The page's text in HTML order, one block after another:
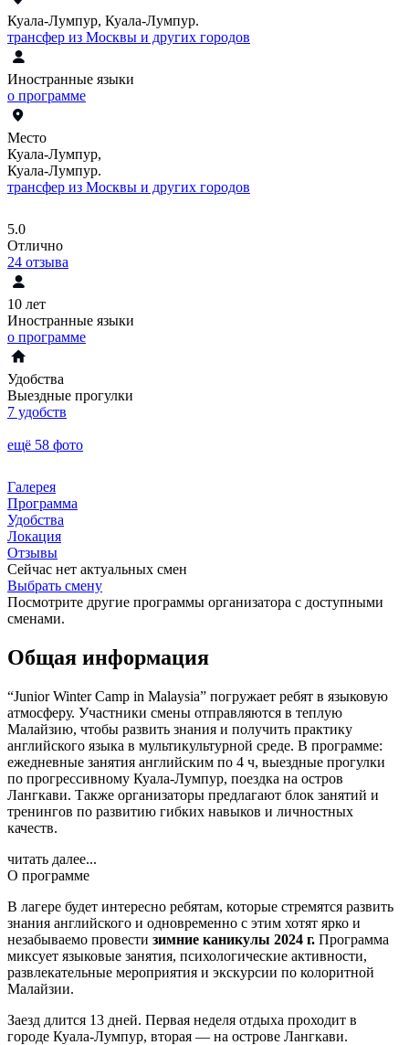
Куала-Лумпур, Куала-Лумпур.
трансфер из Москвы и других городов
Иностранные языки
о программе
Место
Куала-Лумпур,
Куала-Лумпур.
трансфер из Москвы и других городов
5.0
Отлично
24 отзыва
10 лет
Иностранные языки
о программе
Удобства
Выездные прогулки
7 удобств
ещё 58 фото
Галерея
Программа
Удобства
Локация
Отзывы
Сейчас нет актуальных смен
Выбрать смену
Посмотрите другие программы организатора с доступными
сменами.
Общая информация
“Junior Winter Camp in Malaysia” погружает ребят в языковую
атмосферу. Участники смены отправляются в теплую
Малайзию, чтобы развить знания и получить практику
английского языка в мультикультурной среде. В программе:
ежедневные занятия английским по 4 ч, выездные прогулки
по прогрессивному Куала-Лумпур, поездка на остров
Лангкави. Также организаторы предлагают блок занятий и
тренингов по развитию гибких навыков и личностных
качеств.
читать далее...
О программе
В лагере будет интересно ребятам, которые стремятся развить
знания английского и одновременно с этим хотят ярко и
незабываемо провести зимние каникулы 2024 г. Программа
миксует языковые занятия, психологические активности,
развлекательные мероприятия и экскурсии по колоритной
Малайзии.
Заезд длится 13 дней. Первая неделя отдыха проходит в
городе Куала-Лумпур, вторая — на острове Лангкави.